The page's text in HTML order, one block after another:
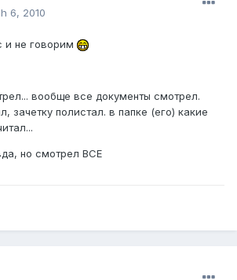
6, 2010
и не говорим
вообще все документы смотрел.
зачетку полистал. в папке (его) какие
но смотрел ВСЕ